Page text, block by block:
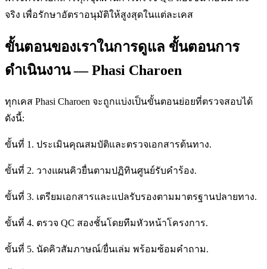
จริง เพื่อรักษาอัตราอนุมัติให้สูงสุดในแต่ละเคส
ขั้นตอนของเราในการดูแล ขั้นตอนการ
ดำเนินงาน — Phasi Charoen
ทุกเคส Phasi Charoen จะถูกแบ่งเป็นขั้นตอนย่อยที่ตรวจสอบได้
ดังนี้:
ขั้นที่ 1. ประเมินคุณสมบัติและตรวจเอกสารต้นทาง.
ขั้นที่ 2. วางแผนคิวยื่นตามปฏิทินศูนย์รับคำร้อง.
ขั้นที่ 3. เตรียมเอกสารและแปลรับรองตามมาตรฐานปลายทาง.
ขั้นที่ 4. ตรวจ QC สองชั้นโดยทีมหัวหน้าโครงการ.
ขั้นที่ 5. นัดคิวสัมภาษณ์/ยื่นเล่ม พร้อมซ้อมคำถาม.